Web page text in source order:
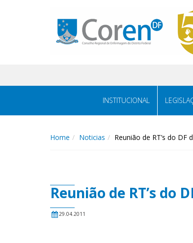
INSTITUCIONAL
Home Noticias Reunião de RT’s do
Reunião de RT’s
29.04.2011